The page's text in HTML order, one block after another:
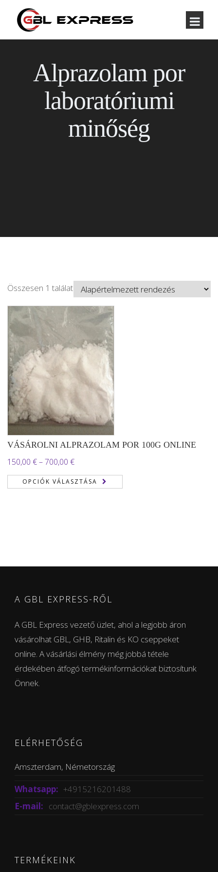
Alprazolam por
laboratóriumi
minőség
Összesen 1 találat
VÁSÁROLNI ALPRAZOLAM POR 100G ONLINE
150,00 €–700,00 €Ártartomány:
150,00 €
-
OPCIÓK VÁLASZTÁSA
A GBL EXPRESS-RŐL
A GBL Express vezető üzlet, ahol a legjobb áron
vásárolhat GBL, GHB, Ritalin és KO cseppeket
online. A vásárlási élmény még jobbá tétele
érdekében átfogó termékinformációkat biztosítunk
Önnek.
ELÉRHETŐSÉG
Amszterdam, Németország
Whatsapp: +4915216201488
E-mail: contact@gblexpress.com
TERMÉKEINK